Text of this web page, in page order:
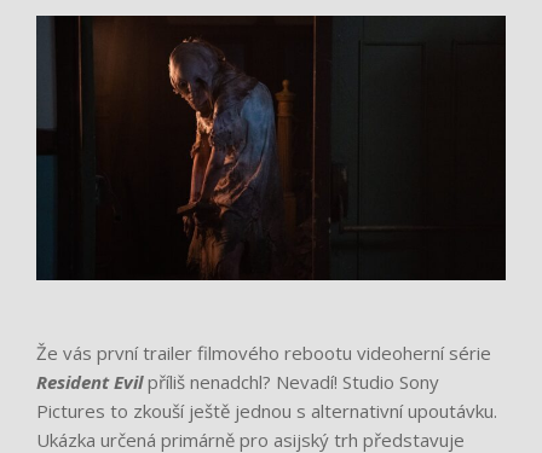
Že vás první trailer filmového rebootu videoherní série
Resident Evilpříliš nenadchl? Nevadí! Studio Sony
Pictures to zkouší ještě jednou s alternativní upoutávku.
Ukázka určená primárně pro asijský trh představuje